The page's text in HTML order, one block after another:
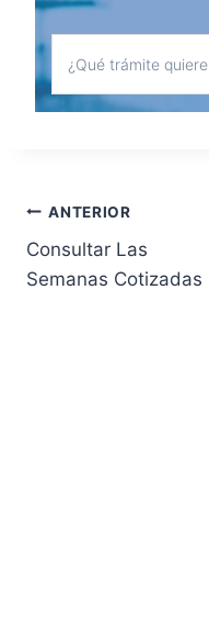
Navegación
de
ANTERIOR
Consultar Las
Semanas Cotizadas